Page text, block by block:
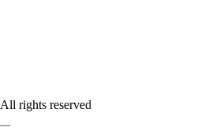
All rights reserved